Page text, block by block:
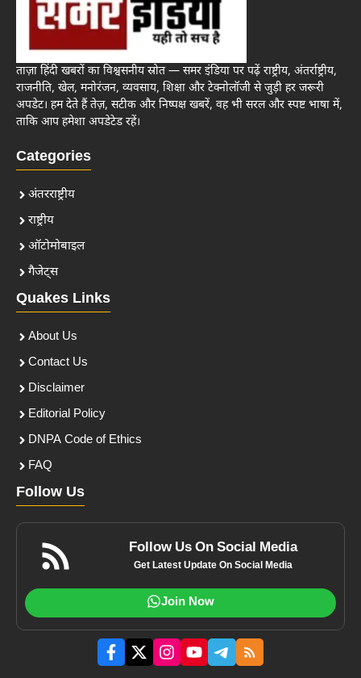
ताज़ा हिंदी खबरों का विश्वसनीय स्रोत — समर इंडिया पर पढ़ें राष्ट्रीय, अंतर्राष्ट्रीय,
राजनीति, खेल, मनोरंजन, व्यवसाय, शिक्षा और टेक्नोलॉजी से जुड़ी हर जरूरी
अपडेट। हम देते हैं तेज़, सटीक और निष्पक्ष खबरें, वह भी सरल और स्पष्ट भाषा में,
ताकि आप हमेशा अपडेटेड रहें।
Categories
अंतरराष्ट्रीय
राष्ट्रीय
ऑटोमोबाइल
गैजेट्स
Quakes Links
About Us
Contact Us
Disclaimer
Editorial Policy
DNPA Code of Ethics
FAQ
Follow Us
Follow Us On Social Media
Get Latest Update On Social Media
Join Now